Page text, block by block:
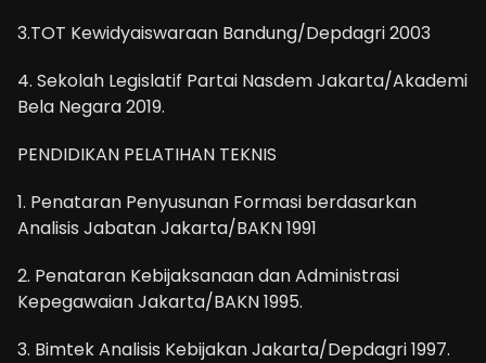
3.TOT Kewidyaiswaraan Bandung/Depdagri 2003
4. Sekolah Legislatif Partai Nasdem Jakarta/Akademi
Bela Negara 2019.
PENDIDIKAN PELATIHAN TEKNIS
1. Penataran Penyusunan Formasi berdasarkan
Analisis Jabatan Jakarta/BAKN 1991
2. Penataran Kebijaksanaan dan Administrasi
Kepegawaian Jakarta/BAKN 1995.
3. Bimtek Analisis Kebijakan Jakarta/Depdagri 1997.